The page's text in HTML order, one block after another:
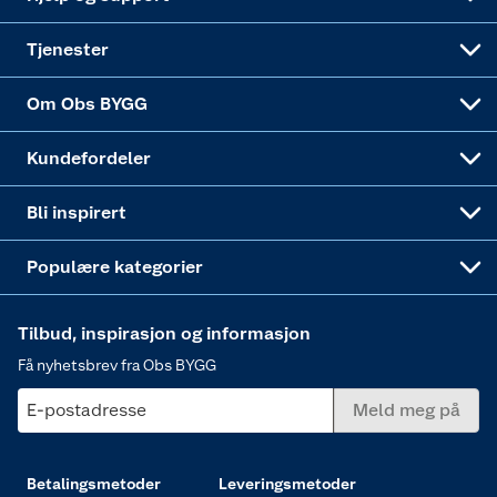
Tjenester
Om Obs BYGG
Kundefordeler
Bli inspirert
Populære kategorier
Tilbud, inspirasjon og informasjon
Få nyhetsbrev fra Obs BYGG
E-postadresse Meld meg på
Betalingsmetoder Leveringsmetoder